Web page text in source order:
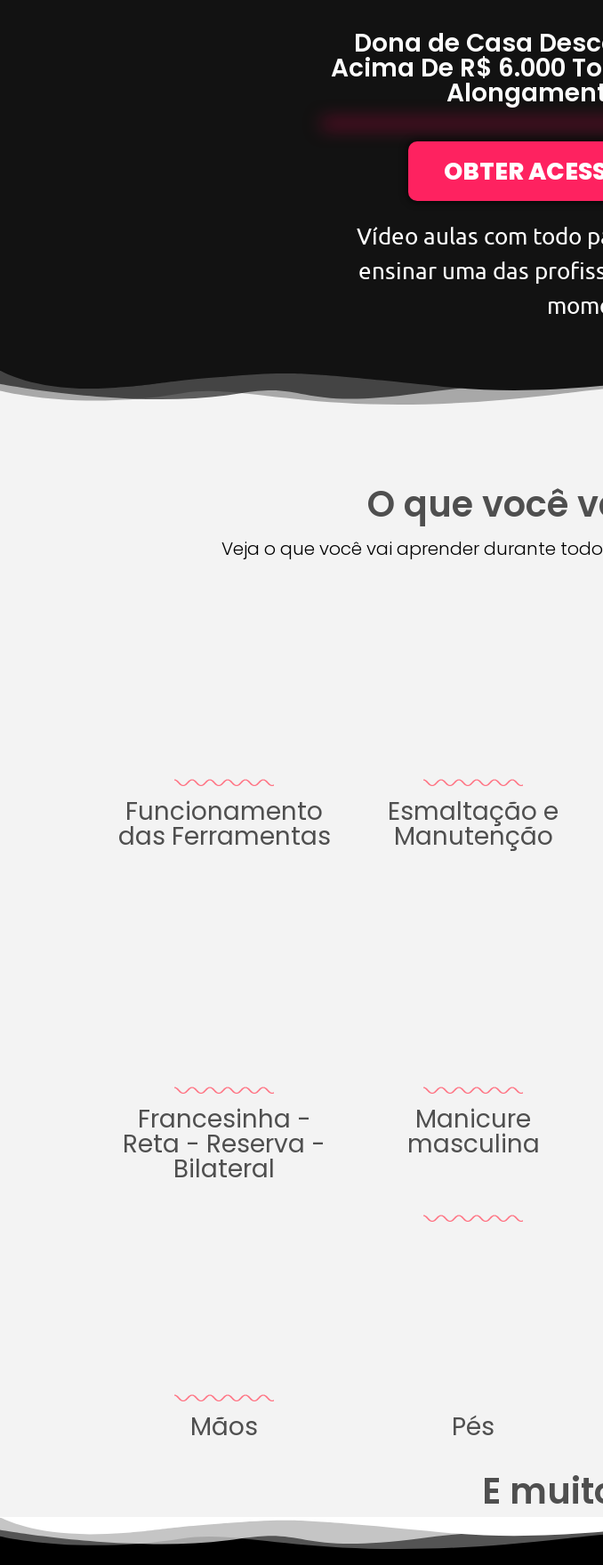
Dona de Casa
Acima De R$ 6.000
OBTER
Vídeo aulas com todo
ensinar uma das
O que você
Veja o que você vai aprender durante
Funcionamento
das Ferramentas
Esmaltação e
Manutenção
Francesinha -
Reta - Reserva -
Bilateral
Manicure
masculina
Mãos Pés
E